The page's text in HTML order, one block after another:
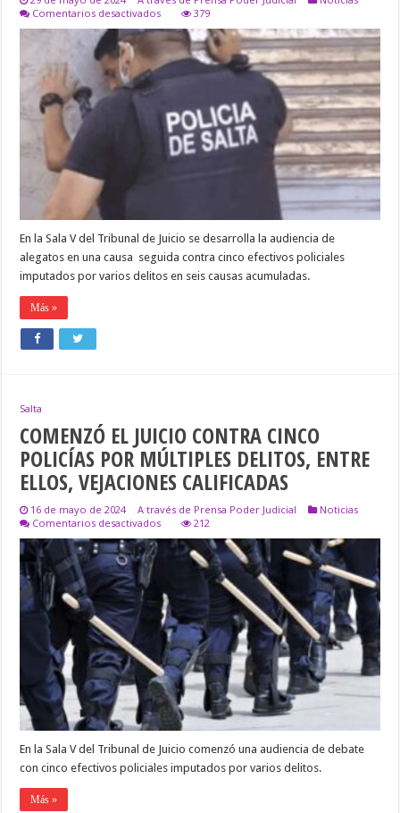
Comentarios desactivadosen
INSTITUCIONAL,
VIOLENCIA
POLICIAL:
LA
UNIFORME
VA
ARMADA
379
En la Sala V del Tribunal de Juicio se desarrolla la audiencia de
alegatos en una causa seguida contra cinco efectivos policiales
imputados por varios delitos en seis causas acumuladas.
Más »
Salta
COMENZÓ EL JUICIO CONTRA CINCO
POLICÍAS POR MÚLTIPLES DELITOS, ENTRE
ELLOS, VEJACIONES CALIFICADAS
16 de mayo de 2024 A través de Prensa Poder Judicial
Noticias
Comentarios desactivadosen
COMENZÓ
CINCO
POLICÍAS
POR
MÚLTIPLES
DELITOS,
ENTRE
ELLOS,
VEJACIONES
CALIFICADAS
212
En la Sala V del Tribunal de Juicio comenzó una audiencia de debate
con cinco efectivos policiales imputados por varios delitos.
Más »